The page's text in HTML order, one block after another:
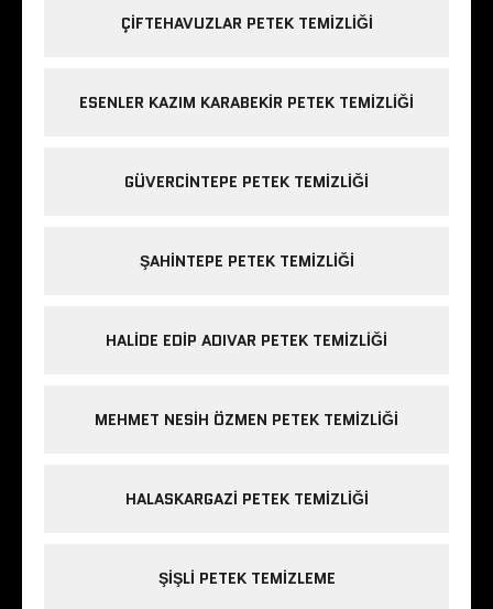
ÇIFTEHAVUZLAR PETEK TEMIZLIĞI
ESENLER KAZIM KARABEKIR PETEK TEMIZLIĞI
GÜVERCINTEPE PETEK TEMIZLIĞI
ŞAHINTEPE PETEK TEMIZLIĞI
HALIDE EDIP ADIVAR PETEK TEMIZLIĞI
MEHMET NESIH ÖZMEN PETEK TEMIZLIĞI
HALASKARGAZI PETEK TEMIZLIĞI
ŞIŞLI PETEK TEMIZLEME